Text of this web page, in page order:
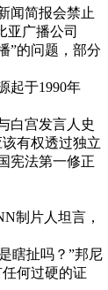
闻简报会禁止
亚广播公司
”的问题，部分
起于1990年
白宫发言人史
有权透过独立
宪法第一修正
制片人坦言，
瞎扯吗？”邦尼
何过硬的证